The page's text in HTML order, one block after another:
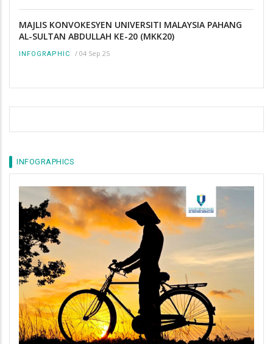
MAJLIS KONVOKESYEN UNIVERSITI MALAYSIA PAHANG
AL-SULTAN ABDULLAH KE-20 (MKK20)
INFOGRAPHIC / 04 Sep 25
INFOGRAPHICS